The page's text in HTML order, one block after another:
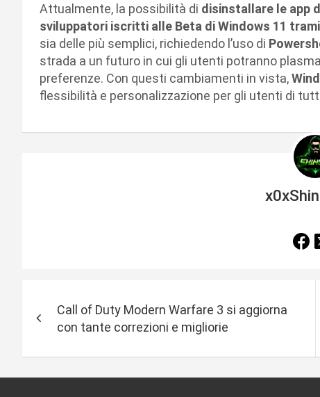
Attualmente, la possibilità di disinstallare le app
sviluppatori iscritti alle Beta di Windows 11
sia delle più semplici, richiedendo l’uso di
strada a un futuro in cui gli utenti potranno
preferenze. Con questi cambiamenti in vista,
flessibilità e personalizzazione per gli utenti di
v
i
Call of Duty Modern Warfare 3 si aggiorna
con tante correzioni e migliorie